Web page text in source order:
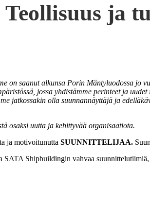
ja
on saanut alkunsa Porin Mäntyluodossa jo
jossa yhdistämme perinteet ja
jatkossakin olla suunnannäyttäjä ja
osaksi uutta ja kehittyvää organisaatiota.
ja motivoitunutta SUUNNITTELIJAA.
SATA Shipbuildingin vahvaa